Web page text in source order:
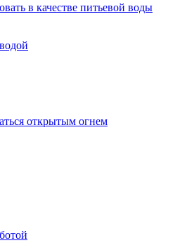
в качестве питьевой воды
открытым огнем